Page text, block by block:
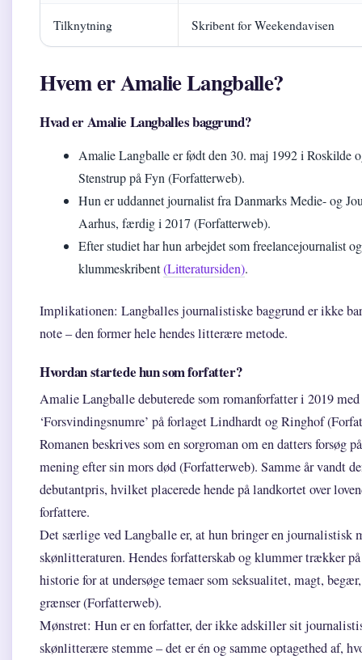
Tilknytning Skribent for Weekendavisen
Hvem er Amalie Langballe?
Hvad er Amalie Langballes baggrund?
Amalie Langballe er født den 30. maj 1992 i Roskilde
Stenstrup på Fyn (Forfatterweb).
Hun er uddannet journalist fra Danmarks Medie- og
Aarhus, færdig i 2017 (Forfatterweb).
Efter studiet har hun arbejdet som freelancejournalist og
klummeskribent(Litteratursiden).
Implikationen: Langballes journalistiske baggrund er ikke
note – den former hele hendes litterære metode.
Hvordan startede hun som forfatter?
Amalie Langballe debuterede som romanforfatter i 2019 med
‘Forsvindingsnumre’ på forlaget Lindhardt og Ringhof
Romanen beskrives som en sorgroman om en datters forsøg
mening efter sin mors død (Forfatterweb). Samme år vandt
debutantpris, hvilket placerede hende på landkortet over
forfattere.
Det særlige ved Langballe er, at hun bringer en journalistisk
skønlitteraturen. Hendes forfatterskab og klummer trækker
historie for at undersøge temaer som seksualitet, magt,
grænser (Forfatterweb).
Mønstret: Hun er en forfatter, der ikke adskiller sit
skønlitterære stemme – det er én og samme optagethed af,